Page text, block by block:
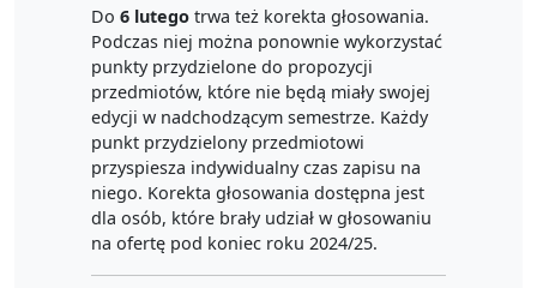
Do 6 lutego trwa też korekta głosowania.
Podczas niej można ponownie wykorzystać
punkty przydzielone do propozycji
przedmiotów, które nie będą miały swojej
edycji w nadchodzącym semestrze. Każdy
punkt przydzielony przedmiotowi
przyspiesza indywidualny czas zapisu na
niego. Korekta głosowania dostępna jest
dla osób, które brały udział w głosowaniu
na ofertę pod koniec roku 2024/25.